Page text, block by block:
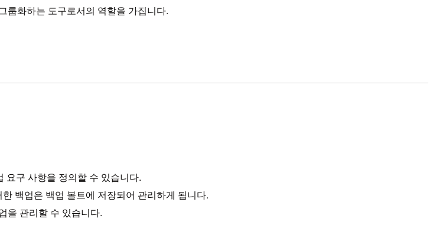
룹화하는 도구로서의 역할을 가집니다.
요구 사항을 정의할 수 있습니다.
백업은 백업 볼트에 저장되어 관리하게 됩니다.
을 관리할 수 있습니다.